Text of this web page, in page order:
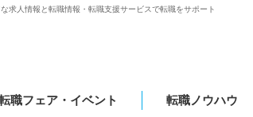
求人情報と転職情報・転職支援サービスで転職をサポート
職フェア・イベント 転職ノウハウ